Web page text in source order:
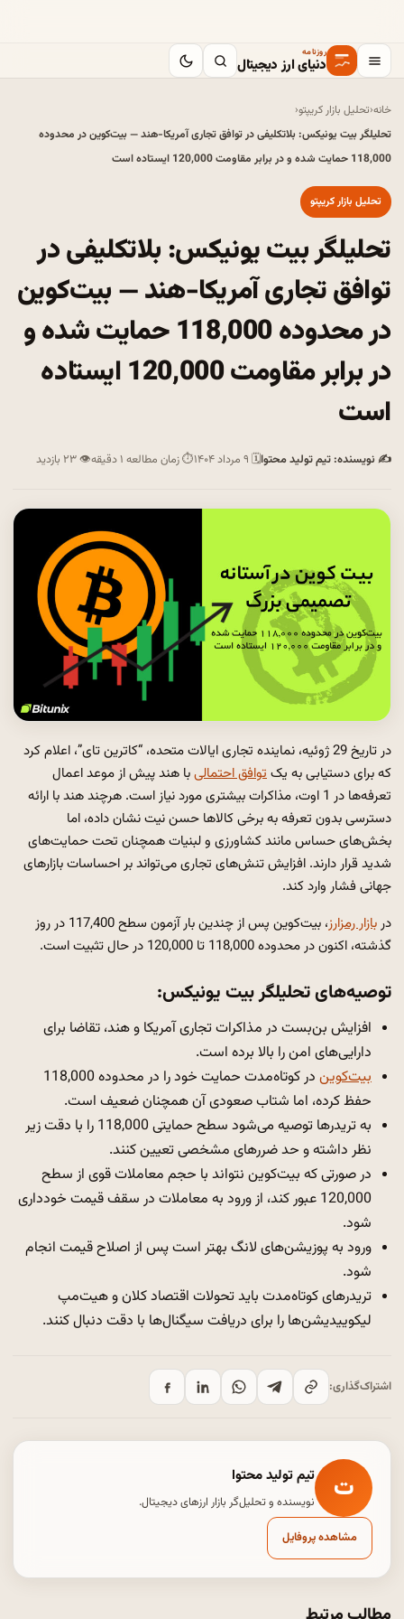
روزنامه
دنیای ارز دیجیتال
خانه‹تحلیل بازار کریپتو‹
تحلیلگر بیت یونیکس: بلاتکلیفی در توافق تجاری آمریکا-هند — بیت‌کوین در محدوده
118,000 حمایت شده و در برابر مقاومت 120,000 ایستاده است
تحلیل بازار کریپتو
تحلیلگر بیت یونیکس: بلاتکلیفی در
توافق تجاری آمریکا-هند — بیت‌کوین
در محدوده 118,000 حمایت شده و
در برابر مقاومت 120,000 ایستاده
است
✍ نویسنده: تیم تولید محتوا🗓 ۹ مرداد ۱۴۰۴ ⏱ زمان مطالعه ۱ دقیقه 👁 ۲۳ بازدید
در تاریخ 29 ژوئیه، نماینده تجاری ایالات متحده، “کاترین تای”، اعلام کرد
که برای دستیابی به یکتوافق احتمالیبا هند پیش از موعد اعمال
تعرفه‌ها در 1 اوت، مذاکرات بیشتری مورد نیاز است. هرچند هند با ارائه
دسترسی بدون تعرفه به برخی کالاها حسن نیت نشان داده، اما
بخش‌های حساس مانند کشاورزی و لبنیات همچنان تحت حمایت‌های
شدید قرار دارند. افزایش تنش‌های تجاری می‌تواند بر احساسات بازارهای
جهانی فشار وارد کند.
دربازار رمزارز
، بیت‌کوین پس از چندین بار آزمون سطح 117,400 در روز
گذشته، اکنون در محدوده 118,000 تا 120,000 در حال تثبیت است.
توصیه‌های تحلیلگر بیت یونیکس:
افزایش بن‌بست در مذاکرات تجاری آمریکا و هند، تقاضا برای
دارایی‌های امن را بالا برده است.
بیت‌کوین
در کوتاه‌مدت حمایت خود را در محدوده 118,000
حفظ کرده، اما شتاب صعودی آن همچنان ضعیف است.
به تریدرها توصیه می‌شود سطح حمایتی 118,000 را با دقت زیر
نظر داشته و حد ضررهای مشخصی تعیین کنند.
در صورتی که بیت‌کوین نتواند با حجم معاملات قوی از سطح
120,000 عبور کند، از ورود به معاملات در سقف قیمت خودداری
شود.
ورود به پوزیشن‌های لانگ بهتر است پس از اصلاح قیمت انجام
شود.
تریدرهای کوتاه‌مدت باید تحولات اقتصاد کلان و هیت‌مپ
لیکوییدیشن‌ها را برای دریافت سیگنال‌ها با دقت دنبال کنند.
اشتراک‌گذاری:
ت تیم تولید محتوا
نویسنده و تحلیل‌گر بازار ارزهای دیجیتال.
مشاهده پروفایل